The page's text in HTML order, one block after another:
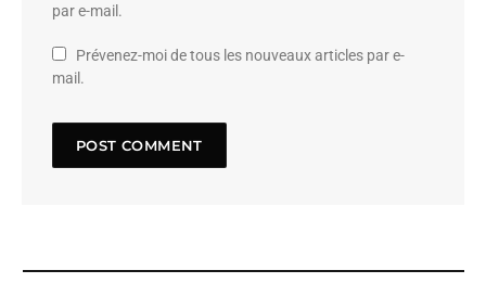
par e-mail.
Prévenez-moi de tous les nouveaux articles par e-
mail.